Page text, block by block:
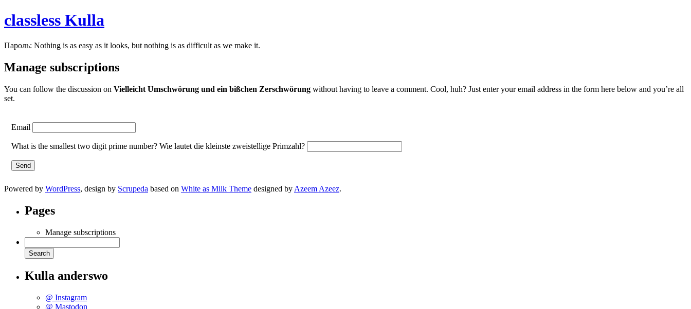
classless Kulla
Пароль: Nothing is as easy as it looks, but nothing is as difficult as we make it.
Manage subscriptions
You can follow the discussion on Vielleicht Umschwörung und ein bißchen Zerschwörung without having to leave a comment. Cool, huh? Just enter your email address in the form here below and you’re all
set.
Email
What is the smallest two digit prime number? Wie lautet die kleinste zweistellige Primzahl?
Powered by WordPress, design by Scrupeda based on White as Milk Theme designed by Azeem Azeez.
Pages
Manage subscriptions
Kulla anderswo
@ Instagram
@ Mastodon